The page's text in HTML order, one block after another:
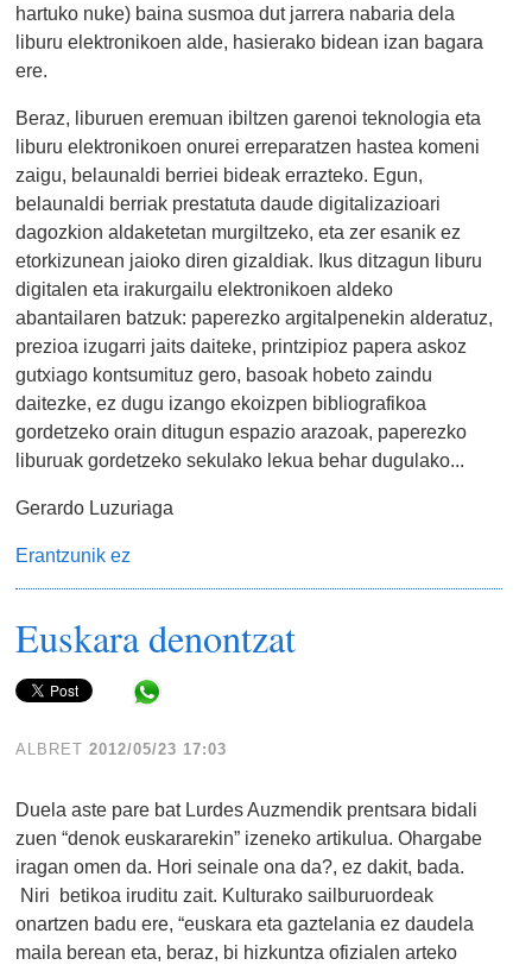
hartuko nuke) baina susmoa dut jarrera nabaria dela
liburu elektronikoen alde, hasierako bidean izan bagara
ere.
Beraz, liburuen eremuan ibiltzen garenoi teknologia eta
liburu elektronikoen onurei erreparatzen hastea komeni
zaigu, belaunaldi berriei bideak errazteko. Egun,
belaunaldi berriak prestatuta daude digitalizazioari
dagozkion aldaketetan murgiltzeko, eta zer esanik ez
etorkizunean jaioko diren gizaldiak. Ikus ditzagun liburu
digitalen eta irakurgailu elektronikoen aldeko
abantailaren batzuk: paperezko argitalpenekin alderatuz,
prezioa izugarri jaits daiteke, printzipioz papera askoz
gutxiago kontsumituz gero, basoak hobeto zaindu
daitezke, ez dugu izango ekoizpen bibliografikoa
gordetzeko orain ditugun espazio arazoak, paperezko
liburuak gordetzeko sekulako lekua behar dugulako...
Gerardo Luzuriaga
Erantzunik ez
Euskara denontzat
ALBRET 2012/05/23 17:03
Duela aste pare bat Lurdes Auzmendik prentsara bidali
zuen “denok euskararekin” izeneko artikulua. Ohargabe
iragan omen da. Hori seinale ona da?, ez dakit, bada.
Niri betikoa iruditu zait. Kulturako sailburuordeak
onartzen badu ere, “euskara eta gaztelania ez daudela
maila berean eta, beraz, bi hizkuntza ofizialen arteko